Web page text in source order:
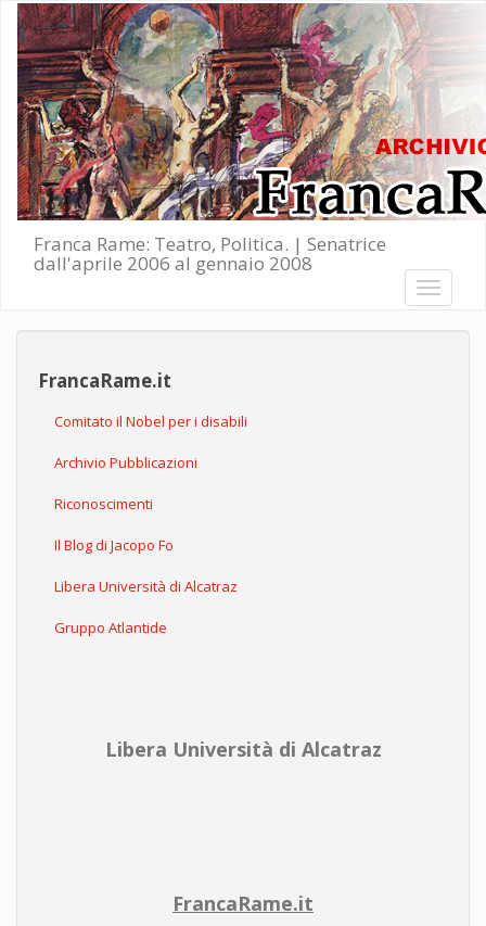
Salta al contenuto principale
Franca Rame: Teatro, Politica. | Senatrice
dall'aprile 2006 al gennaio 2008
Toggle
FrancaRame.it
Comitato il Nobel per i disabili
Archivio Pubblicazioni
Riconoscimenti
Il Blog di Jacopo Fo
Libera Università di Alcatraz
Gruppo Atlantide
Libera Università di Alcatraz
FrancaRame.it